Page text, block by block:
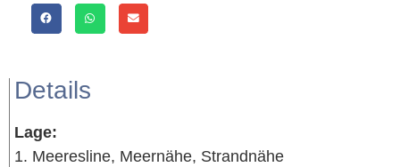
Details
Lage:
1. Meeresline, Meernähe, Strandnähe